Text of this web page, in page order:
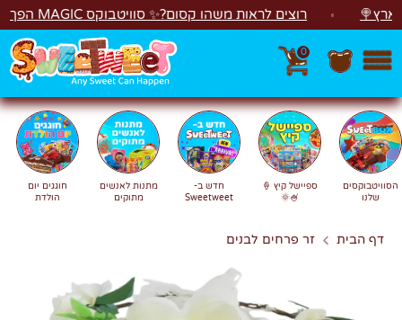
דלג רוצים לראות משהו קסום?✨ סוויטבוקס MAGIC הפך ל"מכונת משחקים"! 🎁🕹️
0
חפשחיפוש
הסוויטבוקסים
שלנו
ספיישל קיץ 🍦
🍧🌞
חדש ב-
Sweetweet
מתנות לאנשים
מתוקים
חוגגים יום
הולדת
דף הבית זר פרחים לבנים